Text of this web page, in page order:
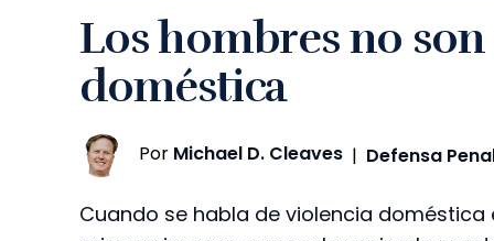
Los hombres no
doméstica
Por Michael D. Cleaves | Defensa
Cuando se habla de violencia